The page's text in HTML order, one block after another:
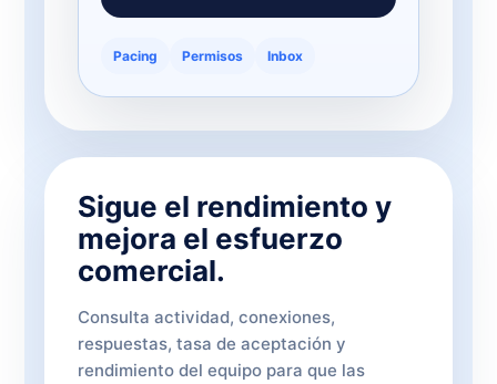
Pacing Permisos Inbox
Sigue el rendimiento y
mejora el esfuerzo
comercial.
Consulta actividad, conexiones,
respuestas, tasa de aceptación y
rendimiento del equipo para que las